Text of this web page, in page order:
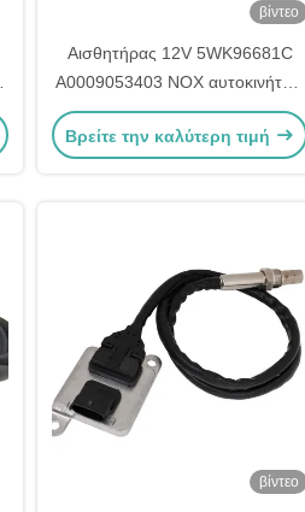
βίντεο
Αισθητήρας 12V 5WK96681C
A0009053403 NOX αυτοκινήτων
της Mercedes E400 E350
Βρείτε την καλύτερη τιμή
βίντεο